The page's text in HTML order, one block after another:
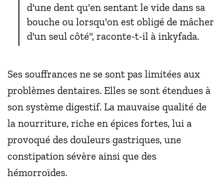
d'une dent qu'en sentant le vide dans sa
bouche ou lorsqu'on est obligé de mâcher
d'un seul côté", raconte-t-il à inkyfada.
Ses souffrances ne se sont pas limitées aux
problèmes dentaires. Elles se sont étendues à
son système digestif. La mauvaise qualité de
la nourriture, riche en épices fortes, lui a
provoqué des douleurs gastriques, une
constipation sévère ainsi que des
hémorroïdes.